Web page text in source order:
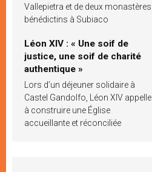
Vallepietra et de deux monastères
bénédictins à Subiaco
Léon XIV : « Une soif de
justice, une soif de charité
authentique »
Lors d’un déjeuner solidaire à
Castel Gandolfo, Léon XIV appelle
à construire une Église
accueillante et réconciliée